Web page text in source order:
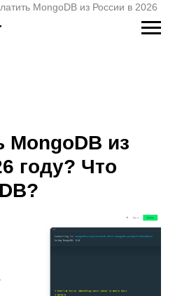
MongoDB из России в 2026
MongoDB из
году? Что